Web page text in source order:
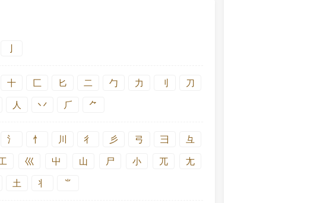
十 匚 匕 二 勹 力 刂 刀
人 丷 ⺁ ⺈
氵 忄 川 彳 彡 弓 彐 彑
巛 屮 山 尸 小 兀 尢
土 丬 ⺌